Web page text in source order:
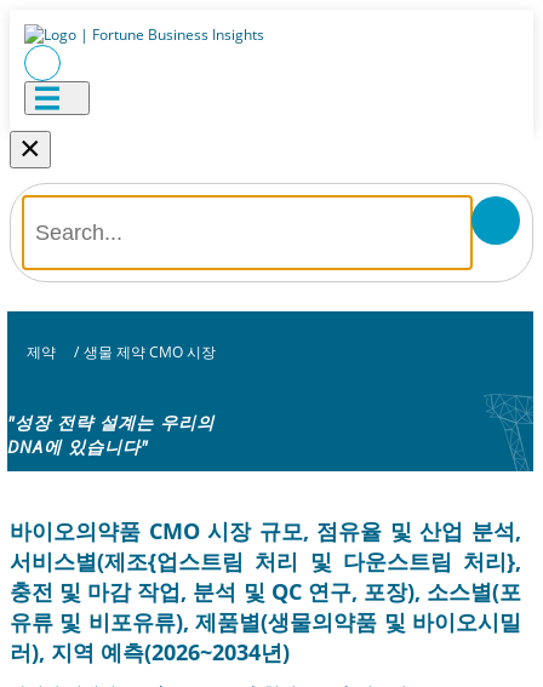
×
제약 / 생물 제약 CMO 시장
"성장 전략 설계는 우리의
DNA에 있습니다"
바이오의약품 CMO 시장 규모, 점유율 및 산업 분석,
서비스별(제조{업스트림 처리 및 다운스트림 처리},
충전 및 마감 작업, 분석 및 QC 연구, 포장), 소스별(포
유류 및 비포유류), 제품별(생물의약품 및 바이오시밀
러), 지역 예측(2026~2034년)